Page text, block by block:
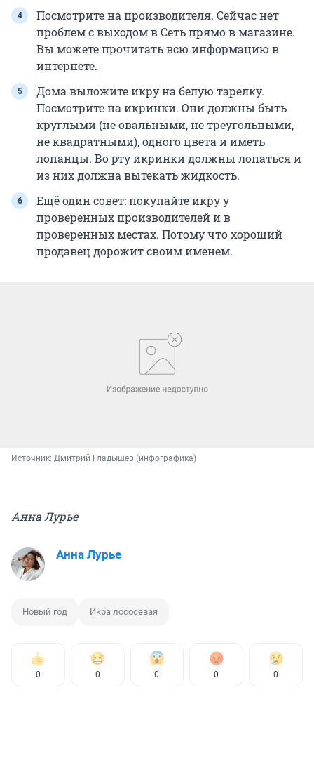
Посмотрите на производителя. Сейчас нет
проблем с выходом в Сеть прямо в магазине.
Вы можете прочитать всю информацию в
интернете.
Дома выложите икру на белую тарелку.
Посмотрите на икринки. Они должны быть
круглыми (не овальными, не треугольными,
не квадратными), одного цвета и иметь
лопанцы. Во рту икринки должны лопаться и
из них должна вытекать жидкость.
Ещё один совет: покупайте икру у
проверенных производителей и в
проверенных местах. Потому что хороший
продавец дорожит своим именем.
Источник: Дмитрий Гладышев (инфографика)
Анна Лурье
Анна Лурье
Новый год Икра лососевая
0 0 0 0 0